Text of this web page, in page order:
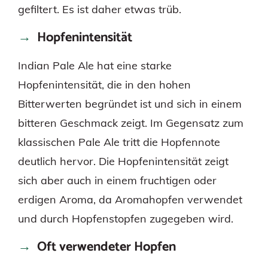
gefiltert. Es ist daher etwas trüb.
Hopfenintensität
Indian Pale Ale hat eine starke
Hopfenintensität, die in den hohen
Bitterwerten begründet ist und sich in einem
bitteren Geschmack zeigt. Im Gegensatz zum
klassischen Pale Ale tritt die Hopfennote
deutlich hervor. Die Hopfenintensität zeigt
sich aber auch in einem fruchtigen oder
erdigen Aroma, da Aromahopfen verwendet
und durch Hopfenstopfen zugegeben wird.
Oft verwendeter Hopfen